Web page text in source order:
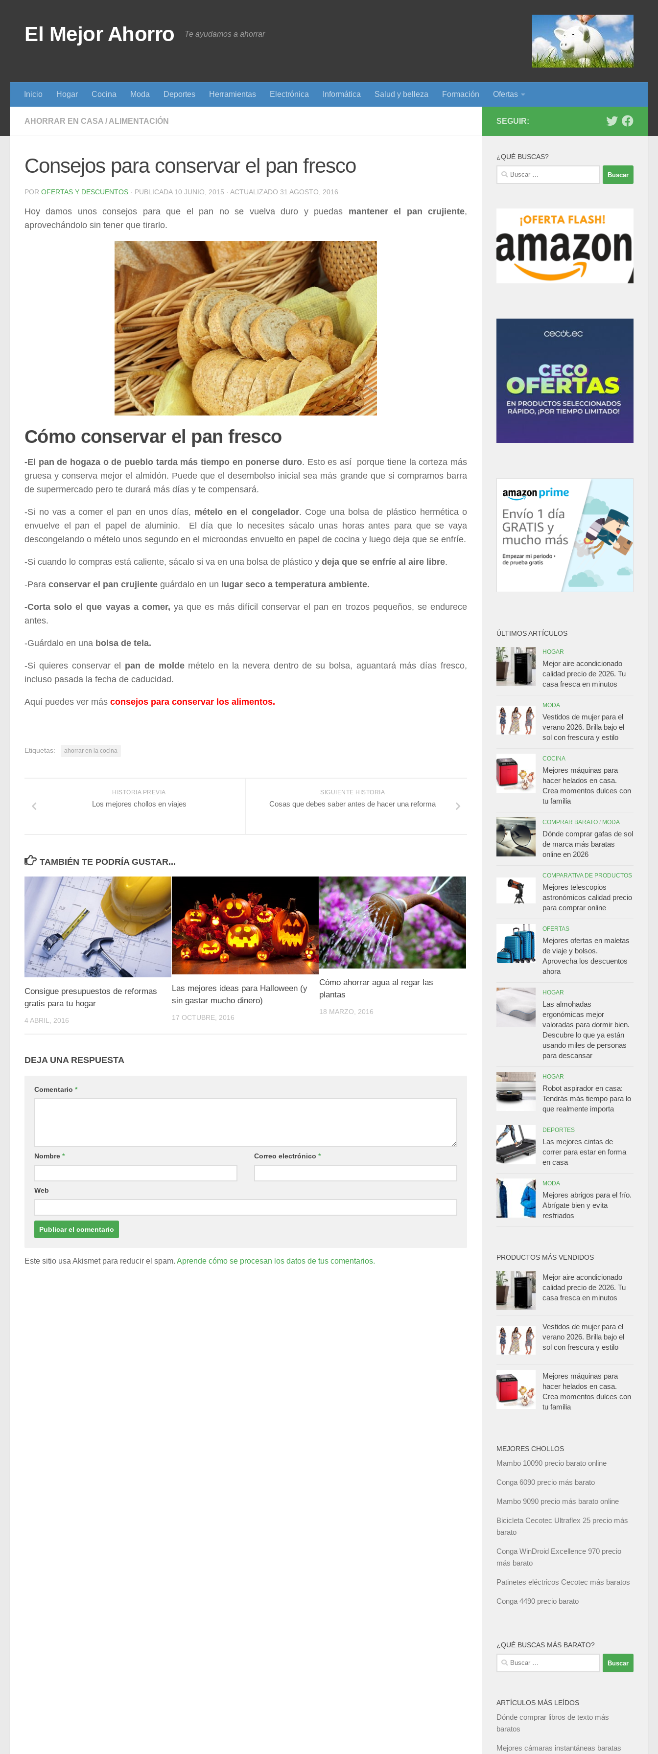
El Mejor Ahorro Te ayudamos a ahorrar
Inicio Hogar Cocina Moda Deportes Herramientas Electrónica Informática Salud y belleza Formación Ofertas
AHORRAR EN CASA / ALIMENTACIÓN
Consejos para conservar el pan fresco
POR OFERTAS Y DESCUENTOS · PUBLICADA 10 JUNIO, 2015 · ACTUALIZADO 31 AGOSTO, 2016
Hoy damos unos consejos para que el pan no se vuelva duro y puedas mantener el pan crujiente,
aprovechándolo sin tener que tirarlo.
Cómo conservar el pan fresco
-El pan de hogaza o de pueblo tarda más tiempo en ponerse duro. Esto es así porque tiene la corteza más
gruesa y conserva mejor el almidón. Puede que el desembolso inicial sea más grande que si compramos barra
de supermercado pero te durará más días y te compensará.
-Si no vas a comer el pan en unos días, mételo en el congelador. Coge una bolsa de plástico hermética o
envuelve el pan el papel de aluminio. El día que lo necesites sácalo unas horas antes para que se vaya
descongelando o mételo unos segundo en el microondas envuelto en papel de cocina y luego deja que se enfríe.
-Si cuando lo compras está caliente, sácalo si va en una bolsa de plástico y deja que se enfríe al aire libre.
-Para conservar el pan crujiente guárdalo en un lugar seco a temperatura ambiente.
-Corta solo el que vayas a comer,ya que es más difícil conservar el pan en trozos pequeños, se endurece
antes.
-Guárdalo en una bolsa de tela.
-Si quieres conservar el pan de moldemételo en la nevera dentro de su bolsa, aguantará más días fresco,
incluso pasada la fecha de caducidad.
Aquí puedes ver más consejos para conservar los alimentos.
Etiquetas: ahorrar en la cocina
SIGUIENTE HISTORIA
Cosas que debes saber antes de hacer una reforma
HISTORIA PREVIA
Los mejores chollos en viajes
TAMBIÉN TE PODRÍA GUSTAR...
Consigue presupuestos de reformas
gratis para tu hogar
4 ABRIL, 2016
Las mejores ideas para Halloween (y
sin gastar mucho dinero)
17 OCTUBRE, 2016
Cómo ahorrar agua al regar las
plantas
18 MARZO, 2016
DEJA UNA RESPUESTA
Comentario *
Nombre * Correo electrónico*
Web
Este sitio usa Akismet para reducir el spam. Aprende cómo se procesan los datos de tus comentarios.
SEGUIR:
¿QUÉ BUSCAS?
Buscar:
ÚLTIMOS ARTÍCULOS
HOGAR
Mejor aire acondicionado
calidad precio de 2026. Tu
casa fresca en minutos
MODA
Vestidos de mujer para el
verano 2026. Brilla bajo el
sol con frescura y estilo
COCINA
Mejores máquinas para
hacer helados en casa.
Crea momentos dulces con
tu familia
COMPRAR BARATO / MODA
Dónde comprar gafas de sol
de marca más baratas
online en 2026
COMPARATIVA DE PRODUCTOS
Mejores telescopios
astronómicos calidad precio
para comprar online
OFERTAS
Mejores ofertas en maletas
de viaje y bolsos.
Aprovecha los descuentos
ahora
HOGAR
Las almohadas
ergonómicas mejor
valoradas para dormir bien.
Descubre lo que ya están
usando miles de personas
para descansar
HOGAR
Robot aspirador en casa:
Tendrás más tiempo para lo
que realmente importa
DEPORTES
Las mejores cintas de
correr para estar en forma
en casa
MODA
Mejores abrigos para el frío.
Abrígate bien y evita
resfriados
PRODUCTOS MÁS VENDIDOS
Mejor aire acondicionado
calidad precio de 2026. Tu
casa fresca en minutos
Vestidos de mujer para el
verano 2026. Brilla bajo el
sol con frescura y estilo
Mejores máquinas para
hacer helados en casa.
Crea momentos dulces con
tu familia
MEJORES CHOLLOS
Mambo 10090 precio barato online
Conga 6090 precio más barato
Mambo 9090 precio más barato online
Bicicleta Cecotec Ultraflex 25 precio más
barato
Conga WinDroid Excellence 970 precio
más barato
Patinetes eléctricos Cecotec más baratos
Conga 4490 precio barato
¿QUÉ BUSCAS MÁS BARATO?
Buscar:
ARTÍCULOS MÁS LEÍDOS
Dónde comprar libros de texto más
baratos
Mejores cámaras instantáneas baratas